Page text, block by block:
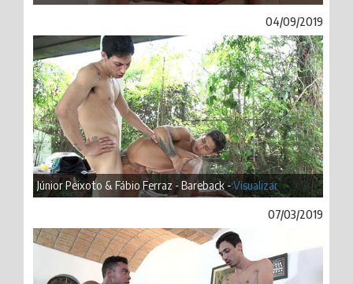
04/09/2019
Júnior Peixoto & Fábio Ferraz - Bareback -Visualizar
07/03/2019